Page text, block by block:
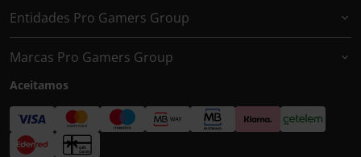
Entidades Pro Gamers Group
Marcas Pro Gamers Group
Aceitamos